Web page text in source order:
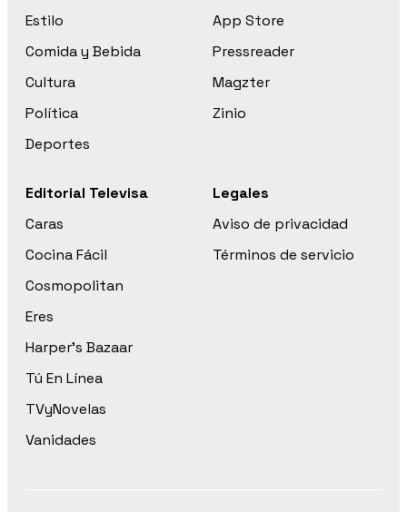
Estilo
Comida y Bebida
Cultura
Política
Deportes
App Store
Pressreader
Magzter
Zinio
Editorial Televisa
Caras
Cocina Fácil
Cosmopolitan
Eres
Harper’s Bazaar
Tú En Línea
TVyNovelas
Vanidades
Legales
Aviso de privacidad
Términos de servicio